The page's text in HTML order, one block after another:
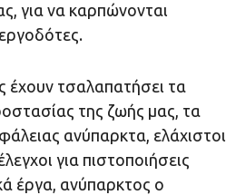
για να καρπώνονται
έχουν τσαλαπατήσει τα
της ζωής μας, τα
ανύπαρκτα, ελάχιστοι
για πιστοποιήσεις
έργα, ανύπαρκτος ο